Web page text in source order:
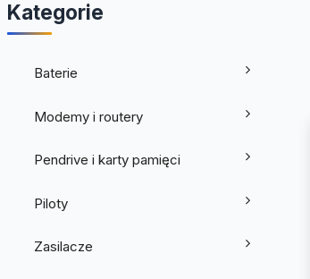
Kategorie
Baterie
Modemy i routery
Pendrive i karty pamięci
Piloty
Zasilacze